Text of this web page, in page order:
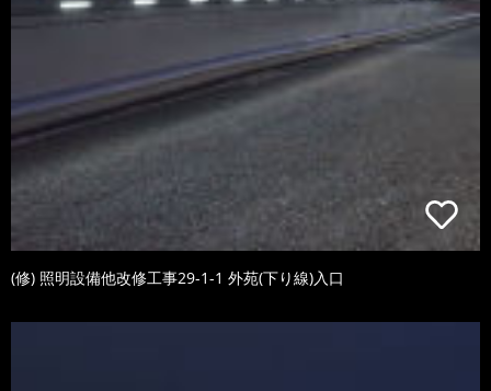
(修) 照明設備他改修工事29-1-1 外苑(下り線)入口